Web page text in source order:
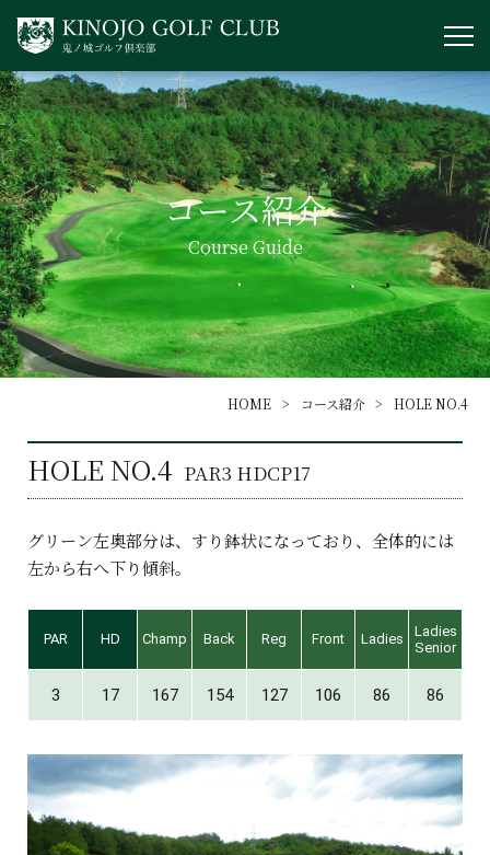
コース紹介
Course Guide
HOME コース紹介 HOLE NO.4
HOLE NO.4 PAR3 HDCP17
グリーン左奥部分は、すり鉢状になっており、全体的には
左から右へ下り傾斜。
PAR HD Champ Back Reg Front Ladies
Ladies
Senior
3 17 167 154 127 106 86 86